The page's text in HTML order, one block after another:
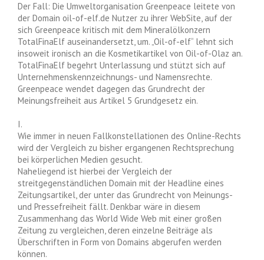
Der Fall: Die Umweltorganisation Greenpeace leitete von
der Domain oil-of-elf.de Nutzer zu ihrer WebSite, auf der
sich Greenpeace kritisch mit dem Mineralölkonzern
TotalFinaElf auseinandersetzt, um. „Oil-of-elf“ lehnt sich
insoweit ironisch an die Kosmetikartikel von Oil-of-Olaz an.
TotalFinaElf begehrt Unterlassung und stützt sich auf
Unternehmenskennzeichnungs- und Namensrechte.
Greenpeace wendet dagegen das Grundrecht der
Meinungsfreiheit aus Artikel 5 Grundgesetz ein.
I.
Wie immer in neuen Fallkonstellationen des Online-Rechts
wird der Vergleich zu bisher ergangenen Rechtsprechung
bei körperlichen Medien gesucht.
Naheliegend ist hierbei der Vergleich der
streitgegenständlichen Domain mit der Headline eines
Zeitungsartikel, der unter das Grundrecht von Meinungs-
und Pressefreiheit fällt. Denkbar wäre in diesem
Zusammenhang das World Wide Web mit einer großen
Zeitung zu vergleichen, deren einzelne Beiträge als
Überschriften in Form von Domains abgerufen werden
können.